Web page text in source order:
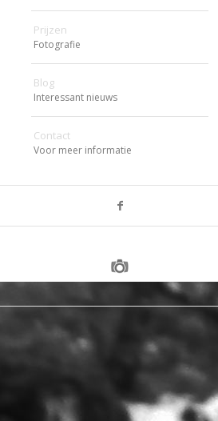
Prijzen
Fotografie
Blog
Interessant nieuws
Contact
Voor meer informatie